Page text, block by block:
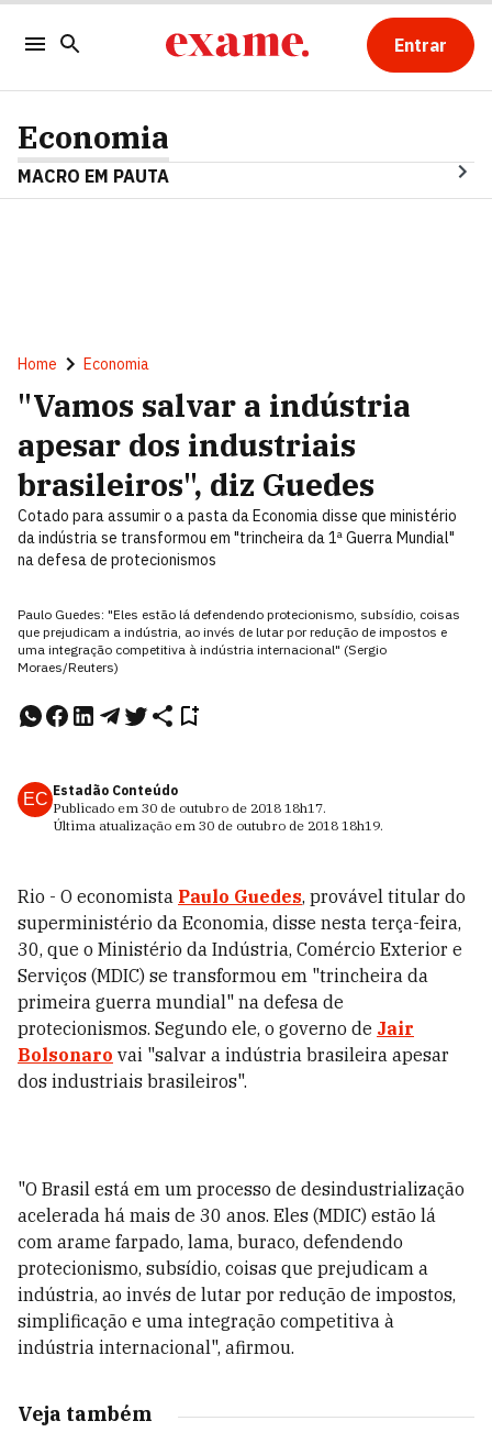
Entrar
Economia
MACRO EM PAUTA
Home Economia
"Vamos salvar a indústria
apesar dos industriais
brasileiros", diz Guedes
Cotado para assumir o a pasta da Economia disse que ministério
da indústria se transformou em "trincheira da 1ª Guerra Mundial"
na defesa de protecionismos
Paulo Guedes: "Eles estão lá defendendo protecionismo, subsídio, coisas
que prejudicam a indústria, ao invés de lutar por redução de impostos e
uma integração competitiva à indústria internacional" (Sergio
Moraes/Reuters)
EC Estadão Conteúdo
Publicado em 30 de outubro de 2018 18h17.
Última atualização em 30 de outubro de 2018 18h19.
Rio - O economista Paulo Guedes, provável titular do
superministério da Economia, disse nesta terça-feira,
30, que o Ministério da Indústria, Comércio Exterior e
Serviços (MDIC) se transformou em "trincheira da
primeira guerra mundial" na defesa de
protecionismos. Segundo ele, o governo de Jair
Bolsonaro vai "salvar a indústria brasileira apesar
dos industriais brasileiros".
"O Brasil está em um processo de desindustrialização
acelerada há mais de 30 anos. Eles (MDIC) estão lá
com arame farpado, lama, buraco, defendendo
protecionismo, subsídio, coisas que prejudicam a
indústria, ao invés de lutar por redução de impostos,
simplificação e uma integração competitiva à
indústria internacional", afirmou.
Veja também